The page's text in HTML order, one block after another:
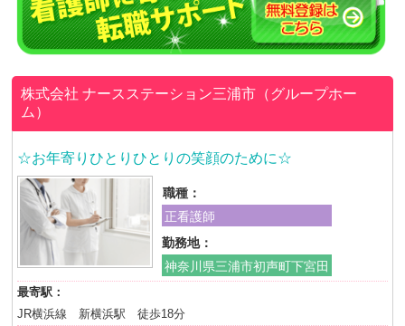
株式会社ナースステーション三浦市（グループホー
ム）
☆お年寄りひとりひとりの笑顔のために☆
職種：
正看護師
勤務地：
神奈川県三浦市初声町下宮田
最寄駅：
JR横浜線 新横浜駅 徒歩18分